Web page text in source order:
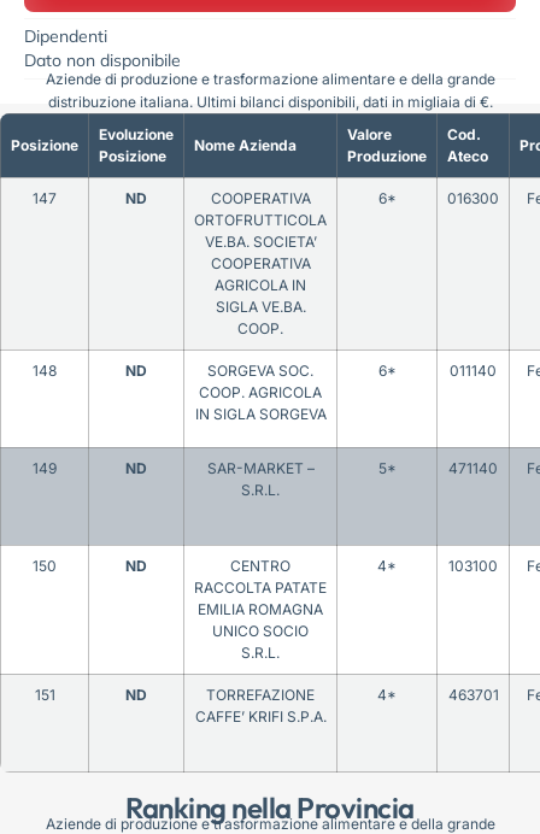
Dipendenti
Dato non disponibile
Ranking nella Provincia
Posizione
Evoluzione
Posizione
Nome Azienda
Valore
Produzione
Cod.
Ateco
147 ND
COOPERATIVA
ORTOFRUTTICOLA
VE.BA. SOCIETA’
COOPERATIVA
AGRICOLA IN
SIGLA VE.BA.
COOP.
6* 016300
148 ND
SORGEVA SOC.
COOP. AGRICOLA
IN SIGLA SORGEVA
6* 011140
149 ND
SAR-MARKET –
S.R.L.
5* 471140
150 ND
CENTRO
RACCOLTA PATATE
EMILIA ROMAGNA
UNICO SOCIO
S.R.L.
4* 103100
151 ND
TORREFAZIONE
CAFFE’ KRIFI S.P.A.
4* 463701
Aziende di produzione e trasformazione alimentare e della grande
distribuzione italiana. Ultimi bilanci disponibili, dati in migliaia di €.
Aziende di produzione e trasformazione alimentare e della grande